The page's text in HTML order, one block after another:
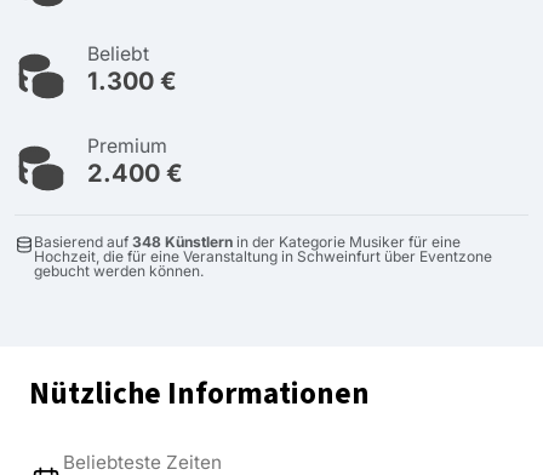
Beliebt
1.300 €
Premium
2.400 €
Basierend auf 348 Künstlern in der Kategorie Musiker für eine
Hochzeit, die für eine Veranstaltung in Schweinfurt über Eventzone
gebucht werden können.
Nützliche Informationen
Beliebteste Zeiten